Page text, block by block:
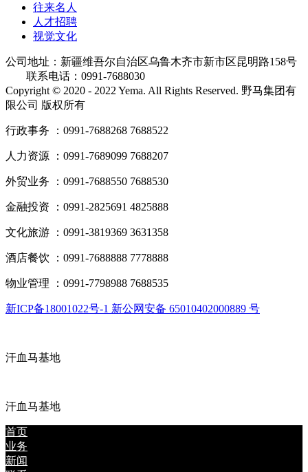
往来名人
人才招聘
视觉文化
公司地址：新疆维吾尔自治区乌鲁木齐市新市区昆明路158号
联系电话：0991-7688030
Copyright © 2020 - 2022 Yema. All Rights Reserved. 野马集团有
限公司 版权所有
行政事务 ：0991-7688268 7688522
人力资源 ：0991-7689099 7688207
外贸业务 ：0991-7688550 7688530
金融投资 ：0991-2825691 4825888
文化旅游 ：0991-3819369 3631358
酒店餐饮 ：0991-7688888 7778888
物业管理 ：0991-7798988 7688535
新ICP备18001022号-1 新公网安备 65010402000889 号
汗血马基地
汗血马基地
首页
业务
新闻